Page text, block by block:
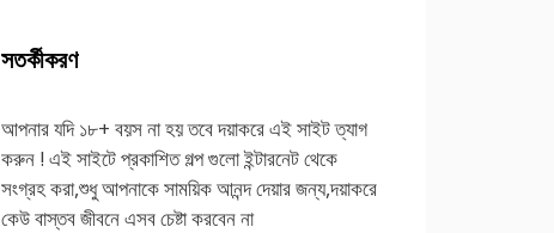
সতর্কীকরণ
আপনার যদি ১৮+ বয়স না হয় তবে দয়াকরে এই সাইট ত্যাগ
করুন ! এই সাইটে প্রকাশিত গল্প গুলো ইন্টারনেট থেকে
সংগ্রহ করা,শুধু আপনাকে সাময়িক আনন্দ দেয়ার জন্য,দয়াকরে
কেউ বাস্তব জীবনে এসব চেষ্টা করবেন না